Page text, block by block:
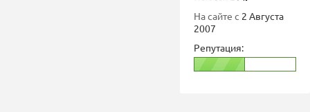
На сайте с 2 Августа
2007
Репутация: